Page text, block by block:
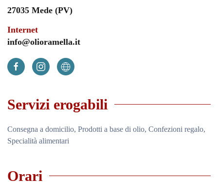
27035 Mede (PV)
Internet
info@olioramella.it
Servizi erogabili
Consegna a domicilio, Prodotti a base di olio, Confezioni regalo,
Specialità alimentari
Orari